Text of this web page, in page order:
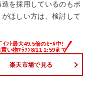
を採用しているのもポ
ほしい方は、検討して
楽天市場で見る